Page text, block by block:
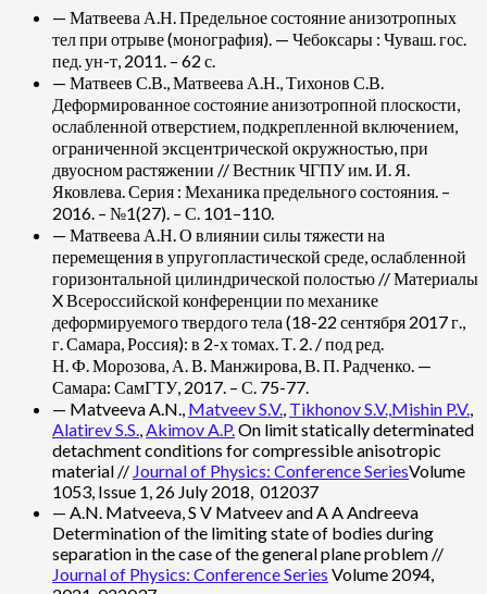
— Матвеева А.Н. Предельное состояние анизотропных
тел при отрыве (монография). — Чебоксары : Чуваш. гос.
пед. ун-т, 2011. – 62 с.
— Матвеев С.В., Матвеева А.Н., Тихонов С.В.
Деформированное состояние анизотропной плоскости,
ослабленной отверстием, подкрепленной включением,
ограниченной эксцентрической окружностью, при
двуосном растяжении // Вестник ЧГПУ им. И. Я.
Яковлева. Серия : Механика предельного состояния. –
2016. – №1(27). – С. 101–110.
— Матвеева А.Н. О влиянии силы тяжести на
перемещения в упругопластической среде, ослабленной
горизонтальной цилиндрической полостью // Материалы
X Всероссийской конференции по механике
деформируемого твердого тела (18-22 сентября 2017 г.,
г. Самара, Россия): в 2-х томах. Т. 2. / под ред.
Н. Ф. Морозова, А. В. Манжирова, В. П. Радченко. —
Самара: СамГТУ, 2017. – С. 75-77.
— Matveeva A.N., Matveev S.V., Tikhonov S.V.,Mishin P.V.,
Alatirev S.S.,Akimov A.P.On limit statically determinated
detachment conditions for compressible anisotropic
material // Journal of Physics: Conference SeriesVolume
1053, Issue 1, 26 July 2018, 012037
— A.N. Matveeva, S V Matveev and A A Andreeva
Determination of the limiting state of bodies during
separation in the case of the general plane problem //
Journal of Physics: Conference Series Volume 2094,